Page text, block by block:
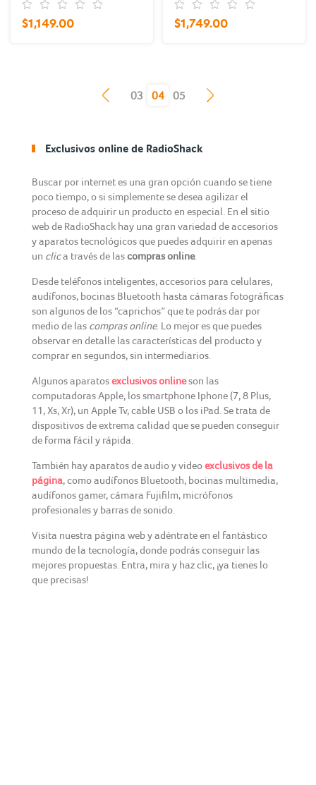
$1,149.00 $1,749.00
03 04
(current)05
Exclusivos online de RadioShack
Buscar por internet es una gran opción cuando se tiene
poco tiempo, o si simplemente se desea agilizar el
proceso de adquirir un producto en especial. En el sitio
web de RadioShack hay una gran variedad de accesorios
y aparatos tecnológicos que puedes adquirir en apenas
un clica través de lascompras online.
Desde teléfonos inteligentes, accesorios para celulares,
audífonos, bocinas Bluetooth hasta cámaras fotográficas
son algunos de los “caprichos” que te podrás dar por
medio de las compras online. Lo mejor es que puedes
observar en detalle las características del producto y
comprar en segundos, sin intermediarios.
Algunos aparatosexclusivos onlineson las
computadoras Apple, los smartphone Iphone (7, 8 Plus,
11, Xs, Xr), un Apple Tv, cable USB o los iPad. Se trata de
dispositivos de extrema calidad que se pueden conseguir
de forma fácil y rápida.
También hay aparatos de audio y videoexclusivos de la
página, como audífonos Bluetooth, bocinas multimedia,
audífonos gamer, cámara Fujifilm, micrófonos
profesionales y barras de sonido.
Visita nuestra página web y adéntrate en el fantástico
mundo de la tecnología, donde podrás conseguir las
mejores propuestas. Entra, mira y haz clic, ¡ya tienes lo
que precisas!